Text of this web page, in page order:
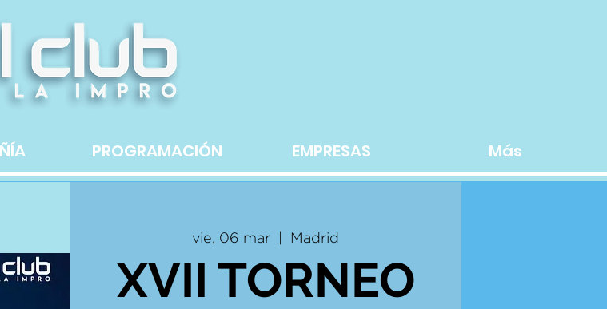
PROGRAMACIÓN EMPRESAS Más
vie, 06 mar Madrid
XVII TORNEO